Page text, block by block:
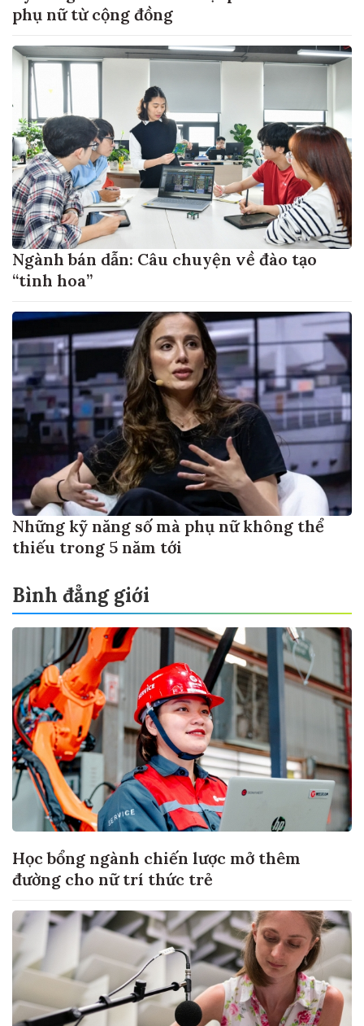
phụ nữ từ cộng đồng
Ngành bán dẫn: Câu chuyện về đào tạo
“tinh hoa”
Những kỹ năng số mà phụ nữ không thể
thiếu trong 5 năm tới
Bình đẳng giới
Học bổng ngành chiến lược mở thêm
đường cho nữ trí thức trẻ